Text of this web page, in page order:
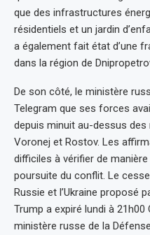
que des infrastructures
résidentiels et un jardin
a également fait état d’une
dans la région de
De son côté, le ministère
Telegram que ses forces
depuis minuit au-dessus des
Voronej et Rostov. Les
difficiles à vérifier de
poursuite du conflit. Le
Russie et l’Ukraine proposé
Trump a expiré lundi à 21h00
ministère russe de la